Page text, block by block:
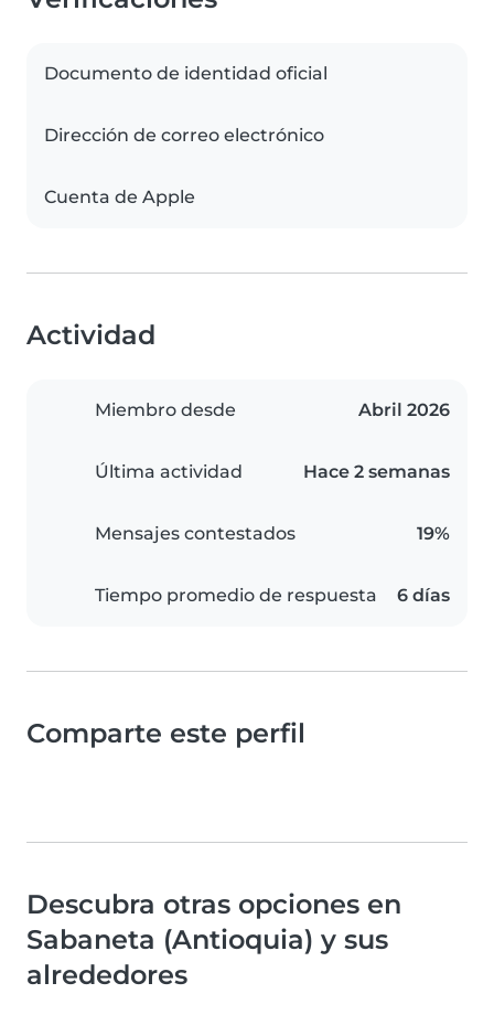
Documento de identidad oficial
Dirección de correo electrónico
Cuenta de Apple
Actividad
Miembro desde Abril 2026
Última actividad Hace 2 semanas
Mensajes contestados 19%
Tiempo promedio de respuesta 6 días
Comparte este perfil
Descubra otras opciones en
Sabaneta (Antioquia) y sus
alrededores